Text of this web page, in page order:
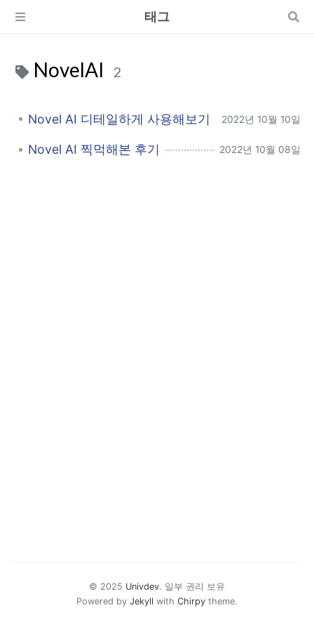
태그
NovelAI 2
Novel AI 디테일하게 사용해보기 2022년 10월 10일
Novel AI 찍먹해본 후기 2022년 10월 08일
© 2025 Univdev. 일부 권리 보유
Powered by Jekyll with Chirpy theme.